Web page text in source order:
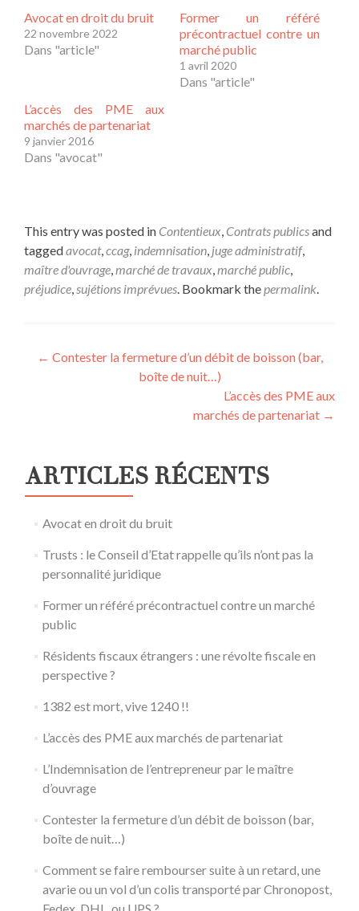
Avocat en droit du bruit
22 novembre 2022
Dans "article"
Former un référé
précontractuel contre un
marché public
1 avril 2020
Dans "article"
L’accès des PME aux
marchés de partenariat
9 janvier 2016
Dans "avocat"
This entry was posted in Contentieux Contrats publicsand
taggedavocat, ccag, indemnisation juge administratif,
maître d'ouvrage marché de travaux marché public
préjudice sujétions imprévues . Bookmark the permalink
Post
← Contester la fermeture d’un débit de boisson (bar,
boîte de nuit…)
L’accès des PME aux
marchés de partenariat →
ARTICLES RÉCENTS
Avocat en droit du bruit
Trusts : le Conseil d’Etat rappelle qu’ils n’ont pas la
personnalité juridique
Former un référé précontractuel contre un marché
public
Résidents fiscaux étrangers : une révolte fiscale en
perspective ?
1382 est mort, vive 1240 !!
L’accès des PME aux marchés de partenariat
L’Indemnisation de l’entrepreneur par le maître
d’ouvrage
Contester la fermeture d’un débit de boisson (bar,
boîte de nuit…)
Comment se faire rembourser suite à un retard, une
avarie ou un vol d’un colis transporté par Chronopost,
Fedex, DHL, ou UPS ?